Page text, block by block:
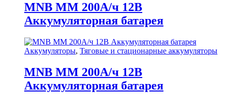
MNB MM 200А/ч 12В
Аккумуляторная батарея
Аккумуляторы, Тяговые и стационарные аккумуляторы
MNB MM 200А/ч 12В
Аккумуляторная батарея